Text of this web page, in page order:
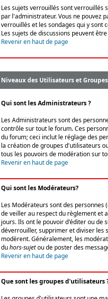
Les sujets verrouillés sont
par l'administrateur. Vous ne pouvez
verrouillés et les sondages qui y sont
Les sujets de discussions peuvent
Revenir en haut de page
Niveaux des Utilisateurs et Groupes
Qui sont les Administrateurs ?
Les Administrateurs sont des
contrôle sur tout le forum. Ces
du forum; ceci inclut le réglage des
la création de groupes d'utilisateurs
tous les pouvoirs de modération sur
Revenir en haut de page
Qui sont les Modérateurs?
Les Modérateurs sont des personnes
de veiller au respect du règlement et
jours. Ils ont le pouvoir d'éditer ou de
déverrouiller, supprimer et diviser les
modèrent. Généralement, les
duhors-sujetou de poster des
Revenir en haut de page
Que sont les groupes d'utilisateurs